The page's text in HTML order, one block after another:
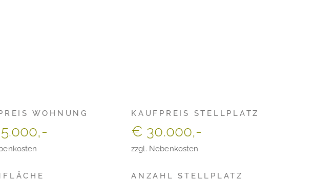
WOHNUNG KAUFPREIS STELLPLATZ
€ 30.000,-
zzgl. Nebenkosten
ANZAHL STELLPLATZ